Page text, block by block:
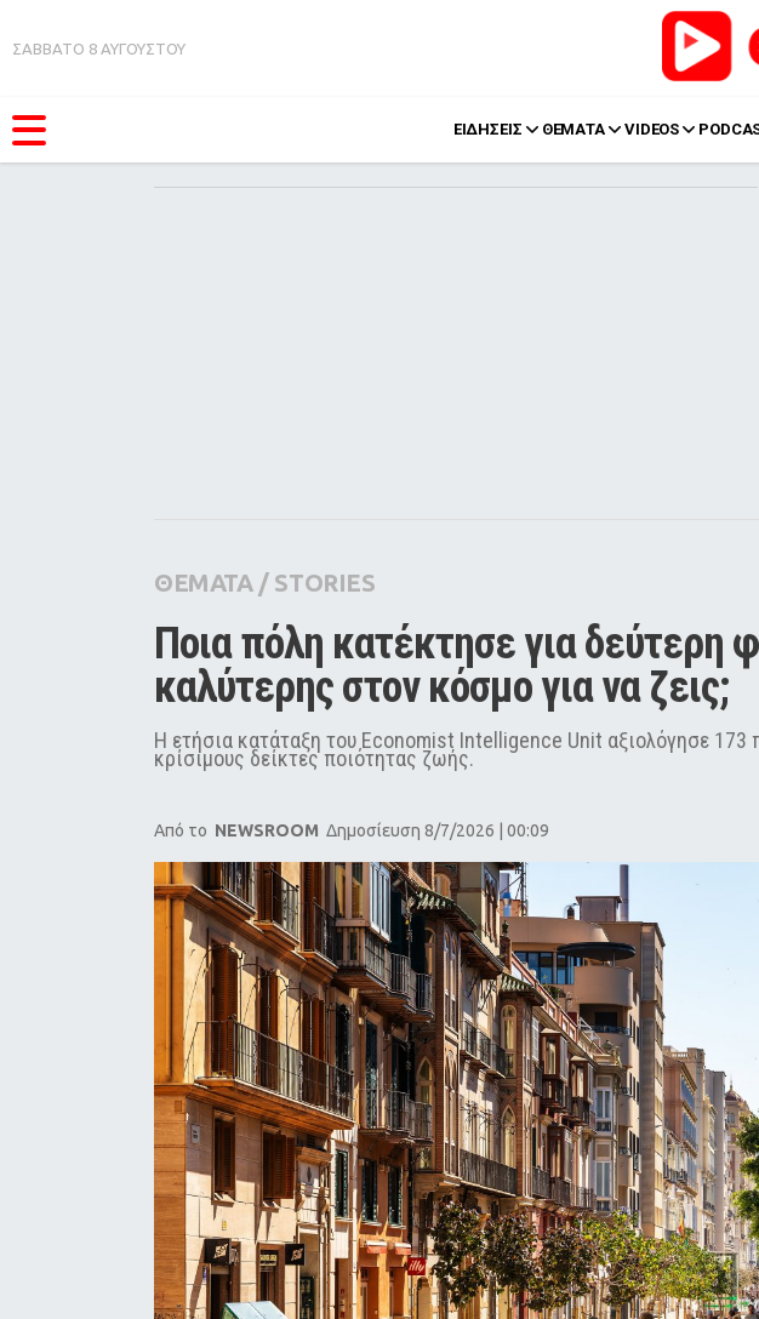
ΣΑΒΒΑΤΟ 8 ΑΥΓΟΥΣΤΟΥ
ΕΙΔΗΣΕΙΣ ΘΕΜΑΤΑ VIDEOS
Pop Culture
Agenda
ΘΕΜΑΤΑ/ STORIES
Ποια πόλη κατέκτησε για δεύτερη
καλύτερης στον κόσμο για να ζεις;
Η ετήσια κατάταξη του Economist Intelligence Unit αξιολόγησε 173
κρίσιμους δείκτες ποιότητας ζωής.
Από το NEWSROOM Δημοσίευση 8/7/2026 | 00:09